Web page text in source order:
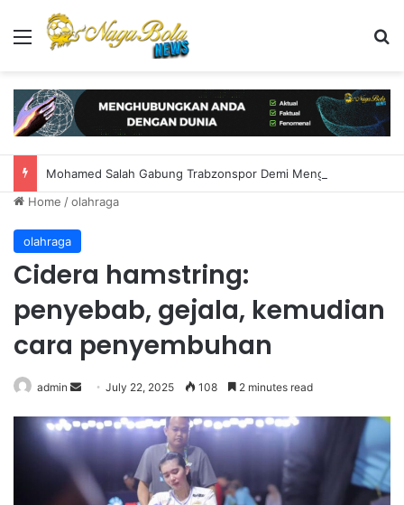
Menu
Home /olahraga
olahraga
Cidera hamstring:
penyebab, gejala, kemudian
cara penyembuhan
admin
n
n
July 22, 2025 108 2 minutes read